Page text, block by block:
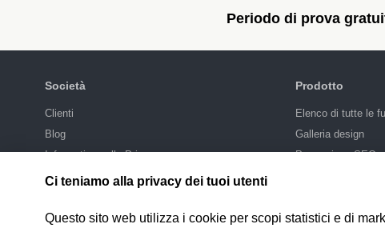
Periodo di prova
Società
Сlienti
Blog
Informativa sulla Privacy
Prodotto
Elenco di tutte le
Galleria design
Promozione SEO
Ci teniamo alla privacy dei tuoi utenti
Questo sito web utilizza i cookie per scopi statistici e di